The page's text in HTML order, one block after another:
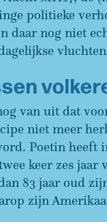
politieke
daar nog niet
van uit dat
niet meer
Poetin
keer zes
83 jaar oud
zijn